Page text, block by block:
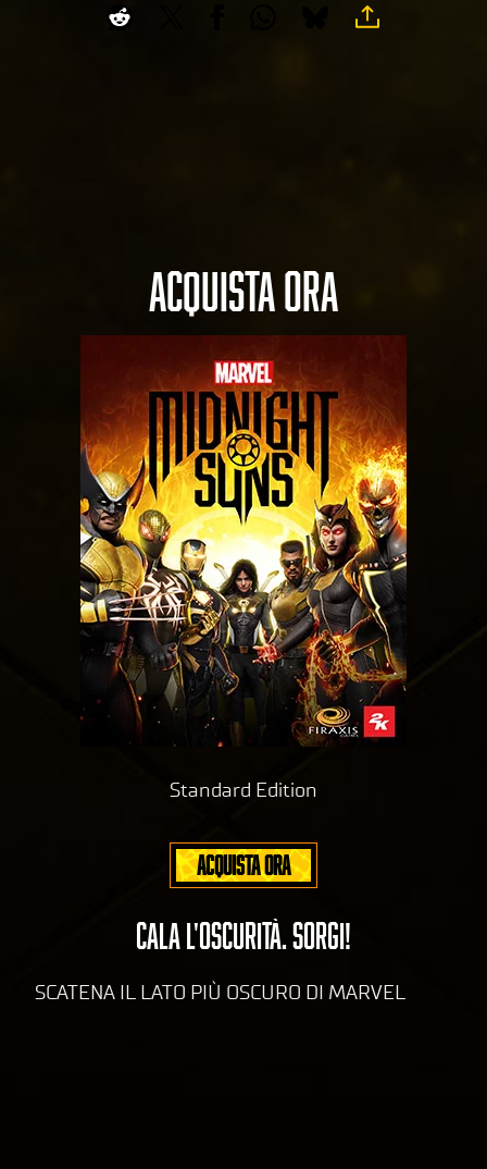
ACQUISTA ORA
Standard Edition
ACQUISTA ORA
CALA L'OSCURITÀ. SORGI!
SCATENA IL LATO PIÙ OSCURO DI MARVEL